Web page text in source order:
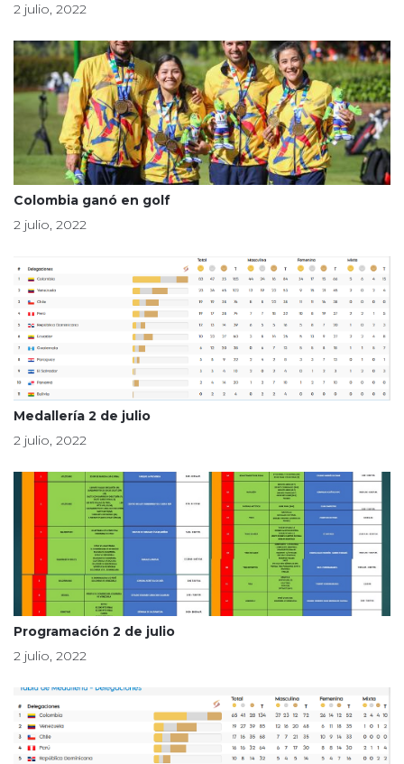
2 julio, 2022
Colombia ganó en golf
2 julio, 2022
Medallería 2 de julio
2 julio, 2022
Programación 2 de julio
2 julio, 2022